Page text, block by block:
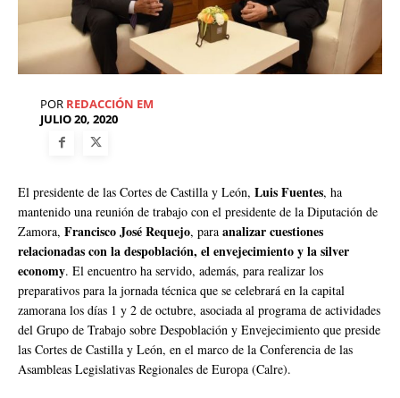
POR REDACCIÓN EM
JULIO 20, 2020
El presidente de las Cortes de Castilla y León, Luis Fuentes, ha
mantenido una reunión de trabajo con el presidente de la Diputación de
Zamora, Francisco José Requejo, para analizar cuestiones
relacionadas con la despoblación, el envejecimiento y la silver
economy. El encuentro ha servido, además, para realizar los
preparativos para la jornada técnica que se celebrará en la capital
zamorana los días 1 y 2 de octubre, asociada al programa de actividades
del Grupo de Trabajo sobre Despoblación y Envejecimiento que preside
las Cortes de Castilla y León, en el marco de la Conferencia de las
Asambleas Legislativas Regionales de Europa (Calre).